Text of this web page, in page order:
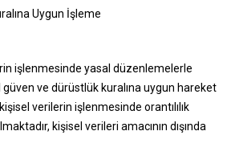
Uygun İşleme
işlenmesinde yasal düzenlemelerle
ve dürüstlük kuralına uygun hareket
verilerin işlenmesinde orantılılık
kişisel verileri amacının dışında